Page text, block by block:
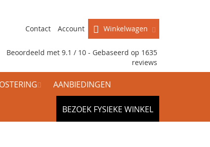
Winkelwagen
Contact Account
Beoordeeld met 9.1 / 10 - Gebaseerd op 1635
reviews
AANBIEDINGEN
BEZOEK FYSIEKE WINKEL